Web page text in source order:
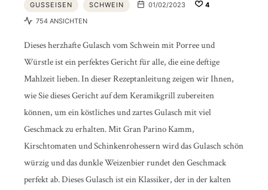
GUSSEISEN SCHWEIN 01/02/2023
4
754 ANSICHTEN
Dieses herzhafte Gulasch vom Schwein mit Porree und
Würstle ist ein perfektes Gericht für alle, die eine deftige
Mahlzeit lieben. In dieser Rezeptanleitung zeigen wir Ihnen,
wie Sie dieses Gericht auf dem Keramikgrill zubereiten
können, um ein köstliches und zartes Gulasch mit viel
Geschmack zu erhalten. Mit Gran Parino Kamm,
Kirschtomaten und Schinkenrohessern wird das Gulasch schön
würzig und das dunkle Weizenbier rundet den Geschmack
perfekt ab. Dieses Gulasch ist ein Klassiker, der in der kalten